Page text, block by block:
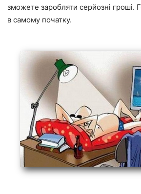
зможете заробляти серйозні гроші.
в самому початку.